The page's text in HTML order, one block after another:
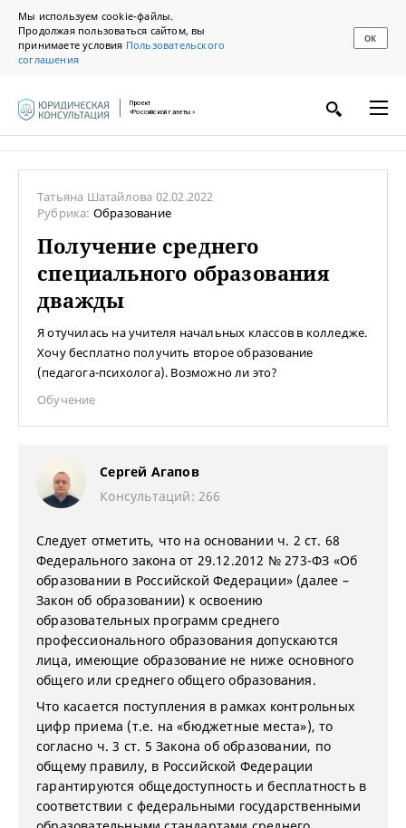
Мы используем cookie-файлы.
Продолжая пользоваться сайтом, вы
принимаете условия Пользовательского
соглашения
ОК
Проект
«Российской газеты»
Татьяна Шатайлова 02.02.2022
Рубрика: Образование
Получение среднего
специального образования
дважды
Я отучилась на учителя начальных классов в колледже.
Хочу бесплатно получить второе образование
(педагога-психолога). Возможно ли это?
Обучение
Сергей Агапов
Консультаций: 266
Следует отметить, что на основании ч. 2 ст. 68
Федерального закона от 29.12.2012 № 273-ФЗ «Об
образовании в Российской Федерации» (далее –
Закон об образовании) к освоению
образовательных программ среднего
профессионального образования допускаются
лица, имеющие образование не ниже основного
общего или среднего общего образования.
Что касается поступления в рамках контрольных
цифр приема (т.е. на «бюджетные места»), то
согласно ч. 3 ст. 5 Закона об образовании, по
общему правилу, в Российской Федерации
гарантируются общедоступность и бесплатность в
соответствии с федеральными государственными